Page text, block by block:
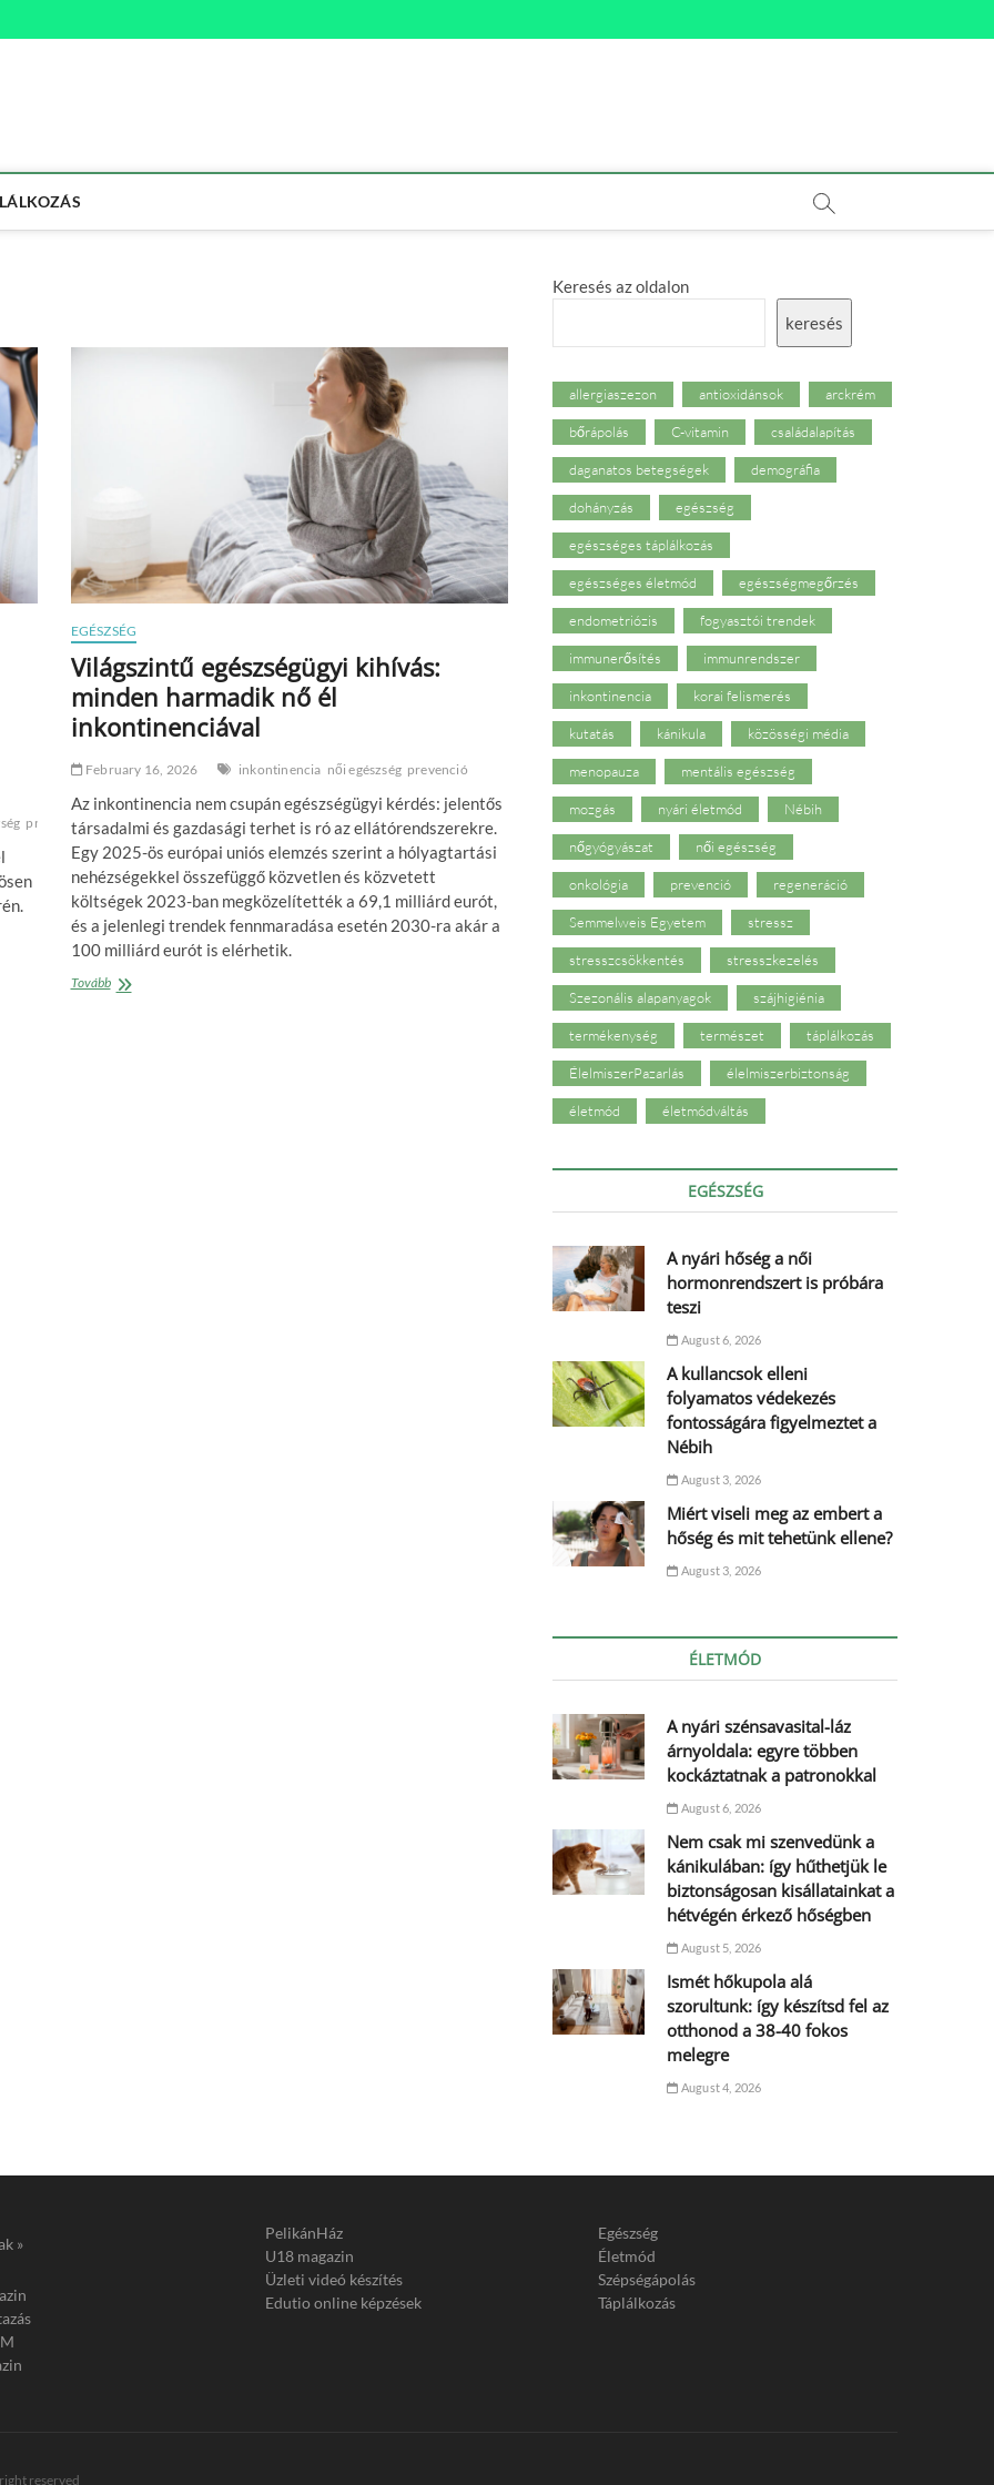
prevenció szűrés
EGÉSZSÉG
Világszintű egészségügyi kihívás:
minden harmadik nő él
inkontinenciával
February 16, 2026 inkontinencia női egészség prevenció
Az inkontinencia nem csupán egészségügyi kérdés: jelentős
társadalmi és gazdasági terhet is ró az ellátórendszerekre.
Egy 2025-ös európai uniós elemzés szerint a hólyagtartási
nehézségekkel összefüggő közvetlen és közvetett
költségek 2023-ban megközelítették a 69,1 milliárd eurót,
és a jelenlegi trendek fennmaradása esetén 2030-ra akár a
100 milliárd eurót is elérhetik.
TovábbVilágszintű
Keresés az oldalon
keresés
allergiaszezon antioxidánsok arckrém
bőrápolás C-vitamin családalapítás
daganatos betegségek demográfia
dohányzás egészség
egészséges táplálkozás
egészséges életmód egészségmegőrzés
endometriózis fogyasztói trendek
immunerősítés immunrendszer
inkontinencia korai felismerés
kutatás kánikula közösségi média
menopauza mentális egészség
mozgás nyári életmód Nébih
nőgyógyászat női egészség
onkológia prevenció regeneráció
Semmelweis Egyetem stressz
stresszcsökkentés stresszkezelés
Szezonális alapanyagok szájhigiénia
termékenység természet táplálkozás
ÉlelmiszerPazarlás élelmiszerbiztonság
életmód életmódváltás
EGÉSZSÉG
A nyári hőség a női
hormonrendszert is próbára
teszi
August 6, 2026
A kullancsok elleni
folyamatos védekezés
fontosságára figyelmeztet a
Nébih
August 3, 2026
Miért viseli meg az embert a
hőség és mit tehetünk ellene?
August 3, 2026
ÉLETMÓD
A nyári szénsavasital-láz
árnyoldala: egyre többen
kockáztatnak a patronokkal
August 6, 2026
Nem csak mi szenvedünk a
kánikulában: így hűthetjük le
biztonságosan kisállatainkat a
hétvégén érkező hőségben
August 5, 2026
Ismét hőkupola alá
szorultunk: így készítsd fel az
otthonod a 38-40 fokos
melegre
August 4, 2026
»
PelikánHáz
U18 magazin
Üzleti videó készítés
Edutio online képzések
Egészség
Életmód
Szépségápolás
Táplálkozás
reserved